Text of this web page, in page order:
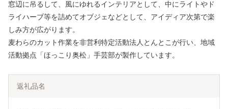
窓辺に吊るして、風にゆれるインテリアとして、中にライトやド
ライハーブ等を詰めてオブジェなどとして、アイディア次第で楽
しみ方が広がります。
麦わらのカット作業を非営利特定活動法人とんとこが行い、地域
活動拠点「ほっこり奥松」手芸部が製作しています。
返礼品名